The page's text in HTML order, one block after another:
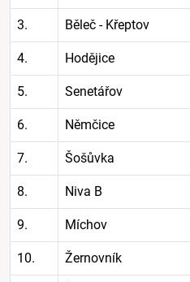
3. Běleč - Křeptov
4. Hodějice
5. Senetářov
6. Němčice
7. Šošůvka
8. Niva B
9. Míchov
10. Žernovník